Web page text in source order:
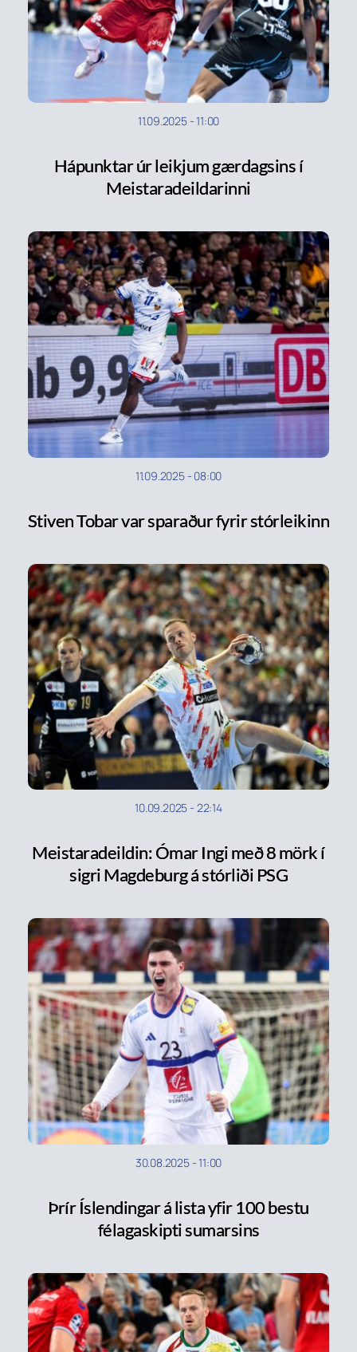
11.09.2025-11:00
Hápunktar úr leikjum gærdagsins í
Meistaradeildarinni
11.09.2025- 08:00
Stiven Tobar var sparaður fyrir stórleikinn
10.09.2025 - 22:14
Meistaradeildin: Ómar Ingi með 8 mörk í
sigri Magdeburg á stórliði PSG
30.08.2025-11:00
Þrír Íslendingar á lista yfir 100 bestu
félagaskipti sumarsins